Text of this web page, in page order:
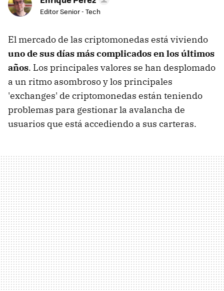
Editor Senior - Tech
El mercado de las criptomonedas está viviendo
uno de sus días más complicados en los últimos
años. Los principales valores se han desplomado
a un ritmo asombroso y los principales
'exchanges' de criptomonedas están teniendo
problemas para gestionar la avalancha de
usuarios que está accediendo a sus carteras.